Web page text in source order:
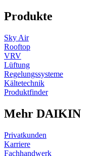
Produkte
Sky Air
Rooftop
VRV
Lüftung
Regelungssysteme
Kältetechnik
Produktfinder
Mehr DAIKIN
Privatkunden
Karriere
Fachhandwerk